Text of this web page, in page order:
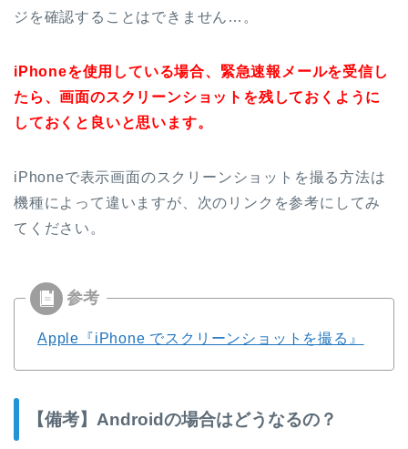
ジを確認することはできません…。
iPhoneを使用している場合、緊急速報メールを受信し
たら、画面のスクリーンショットを残しておくように
しておくと良いと思います。
iPhoneで表示画面のスクリーンショットを撮る方法は
機種によって違いますが、次のリンクを参考にしてみ
てください。
Apple『iPhone でスクリーンショットを撮る』
【備考】Androidの場合はどうなるの？